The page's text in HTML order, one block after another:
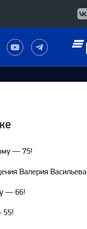
Наш
канал
на
YouTube
Наш
канал
в
Telegram
— 75!
Валерия Васильева
— 66!
55!